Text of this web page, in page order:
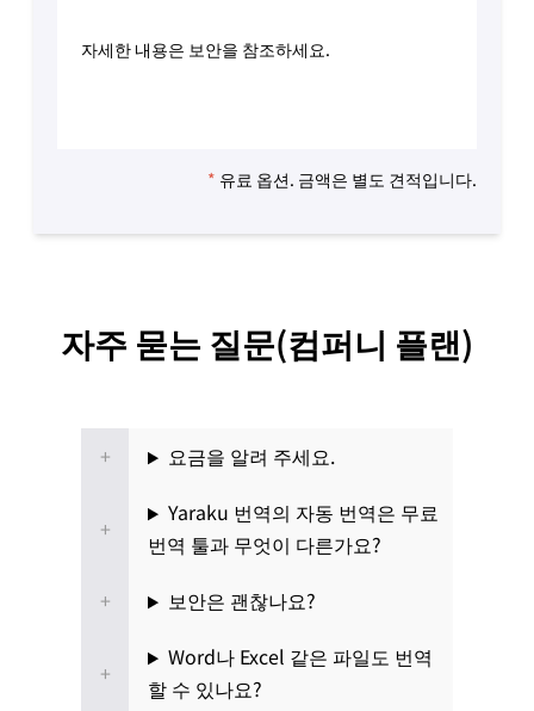
자세한 내용은 보안을 참조하세요.
* 유료 옵션. 금액은 별도 견적입니다.
자주 묻는 질문(컴퍼니 플랜)
요금을 알려 주세요.
Yaraku 번역의 자동 번역은 무료
번역 툴과 무엇이 다른가요?
보안은 괜찮나요?
Word나 Excel 같은 파일도 번역
할 수 있나요?